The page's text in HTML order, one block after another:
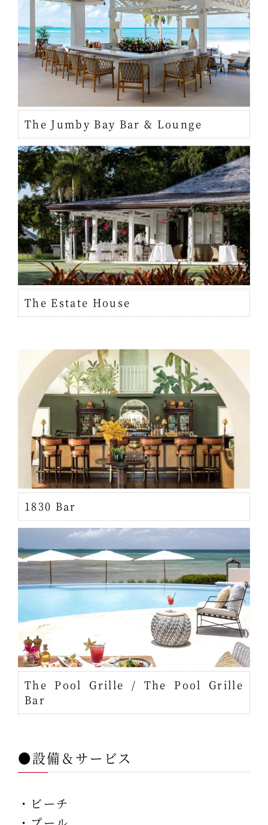
The Jumby Bay Bar & Lounge
The Estate House
1830 Bar
The Pool Grille / The Pool Grille
Bar
●設備＆サービス
・ビーチ